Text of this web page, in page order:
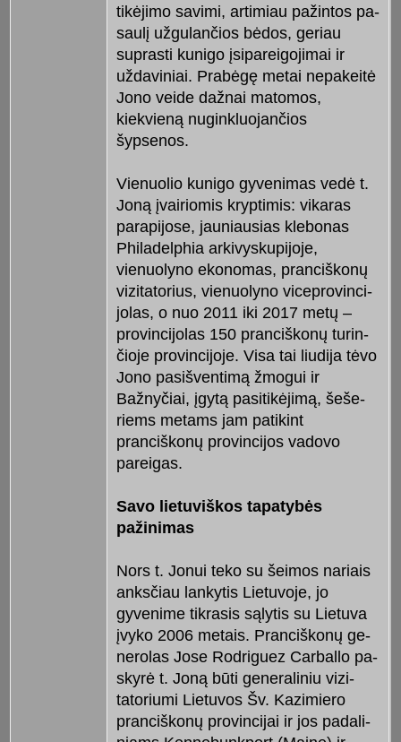
tikėjimo savimi, artimiau pažintos pa­
saulį už­gulančios bėdos, geriau
suprasti ku­nigo įsipareigojimai ir
uždaviniai. Pra­bėgę metai nepakeitė
Jono veide dažnai matomos,
kiekvieną nuginkluojančios
šypsenos.
Vienuolio kunigo gyvenimas ve­dė t.
Joną įvairiomis kryptimis: vikaras
parapijose, jauniausias klebonas
Philadelphia arkivyskupijoje,
vienuolyno ekonomas, pranciškonų
vizitatorius, vienuolyno viceprovinci­
jolas, o nuo 2011 iki 2017 metų –
provincijolas 150 pranciškonų turin­
čioje provincijoje. Visa tai liudija tėvo
Jono pasišventimą žmogui ir
Bažnyčiai, įgytą pasitikėjimą, šeše­
riems metams jam patikint
pranciškonų provincijos vadovo
pareigas.
Savo lietuviškos tapatybės
pažinimas
Nors t. Jonui teko su šeimos nariais
anksčiau lankytis Lietuvoje, jo
gyvenime tikrasis sąlytis su Lietu­va
įvyko 2006 metais. Pranciškonų ge­
nerolas Jose Rodriguez Carballo pa­
skyrė t. Joną būti generaliniu vi­zi­
tatoriumi Lietuvos Šv. Kazimiero
pranciškonų provincijai ir jos padali­